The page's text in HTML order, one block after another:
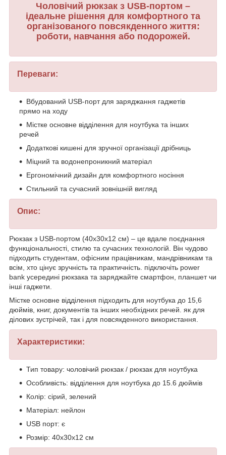
Чоловічий рюкзак з USB-портом –
ідеальне рішення для комфортного та
організованого повсякденного життя:
роботи, навчання або подорожей.
Переваги:
Вбудований USB-порт для заряджання гаджетів
прямо на ходу
Містке основне відділення для ноутбука та інших
речей
Додаткові кишені для зручної організації дрібниць
Міцний та водонепроникний матеріал
Ергономічний дизайн для комфортного носіння
Стильний та сучасний зовнішній вигляд
Опис:
Рюкзак з USB-портом (40х30х12 см) – це вдале поєднання
функціональності, стилю та сучасних технологій. Він чудово
підходить студентам, офісним працівникам, мандрівникам та
всім, хто цінує зручність та практичність. підключіть power
bank усередині рюкзака та заряджайте смартфон, планшет чи
інші гаджети.
Містке основне відділення підходить для ноутбука до 15,6
дюймів, книг, документів та інших необхідних речей. як для
ділових зустрічей, так і для повсякденного використання.
Характеристики:
Тип товару: чоловічий рюкзак / рюкзак для ноутбука
Особливість: відділення для ноутбука до 15.6 дюймів
Колір: сірий, зелений
Матеріал: нейлон
USB порт: є
Розмір: 40х30х12 см